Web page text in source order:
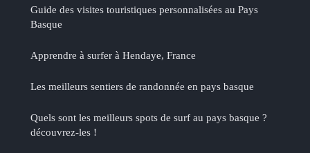
Guide des visites touristiques personnalisées au Pays
Basque
Apprendre à surfer à Hendaye, France
Les meilleurs sentiers de randonnée en pays basque
Quels sont les meilleurs spots de surf au pays basque ?
découvrez-les !